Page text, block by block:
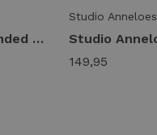
Studio Anneloes flair bonded trousers 94800 Flared 8700 espresso
Studio Anneloes
149,95